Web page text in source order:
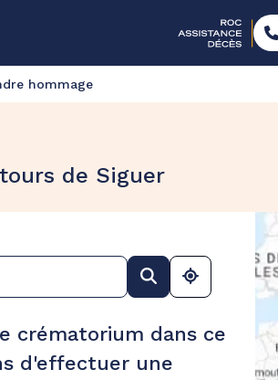
hommage
de Siguer
crématorium dans ce
d'effectuer une